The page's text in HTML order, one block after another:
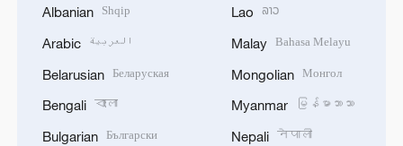
Albanian Shqip
Arabic العربية
Belarusian Беларуская
Bengali বাংলা
Bulgarian Български
Lao ລາວ
Malay Bahasa Melayu
Mongolian Монгол
Myanmar မြန်မာဘာသာ
Nepali नेपाली